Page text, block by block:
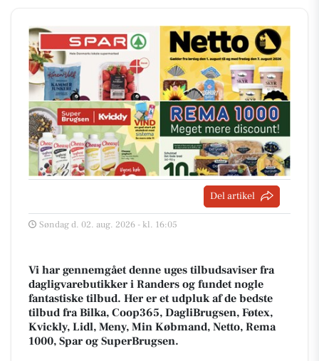
Del artikel
Søndag d. 02. aug. 2026 - kl. 16:05
Vi har gennemgået denne uges tilbudsaviser fra
dagligvarebutikker i Randers og fundet nogle
fantastiske tilbud. Her er et udpluk af de bedste
tilbud fra Bilka, Coop365, DagliBrugsen, Føtex,
Kvickly, Lidl, Meny, Min Købmand, Netto, Rema
1000, Spar og SuperBrugsen.